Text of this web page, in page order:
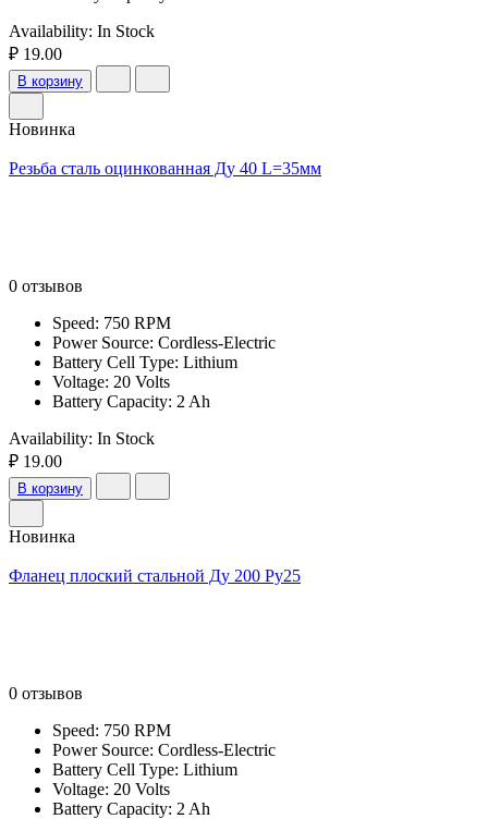
Availability: In Stock
₽ 19.00
В корзину
Новинка
Резьба сталь оцинкованная Ду 40 L=35мм
0 отзывов
Speed: 750 RPM
Power Source: Cordless-Electric
Battery Cell Type: Lithium
Voltage: 20 Volts
Battery Capacity: 2 Ah
Availability: In Stock
₽ 19.00
В корзину
Новинка
Фланец плоский стальной Ду 200 Ру25
0 отзывов
Speed: 750 RPM
Power Source: Cordless-Electric
Battery Cell Type: Lithium
Voltage: 20 Volts
Battery Capacity: 2 Ah